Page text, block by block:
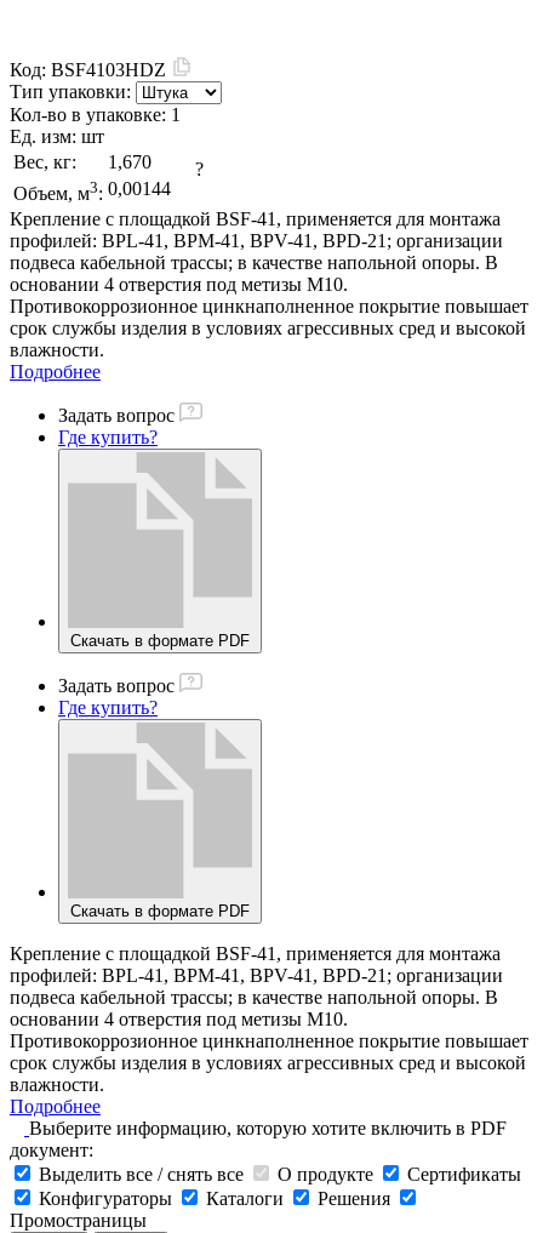
Код: BSF4103HDZ
Тип упаковки:
Кол-во в упаковке: 1
Ед. изм: шт
Вес, кг:
1,670
Объем, м3: 0,00144
?
Крепление с площадкой BSF-41, применяется для монтажа
профилей: BPL-41, BPM-41, BPV-41, BPD-21; организации
подвеса кабельной трассы; в качестве напольной опоры. В
основании 4 отверстия под метизы М10.
Противокоррозионное цинкнаполненное покрытие повышает
срок службы изделия в условиях агрессивных сред и высокой
влажности.
Подробнее
Задать вопрос
Где купить?
Скачать в формате PDF
Задать вопрос
Где купить?
Скачать в формате PDF
Крепление с площадкой BSF-41, применяется для монтажа
профилей: BPL-41, BPM-41, BPV-41, BPD-21; организации
подвеса кабельной трассы; в качестве напольной опоры. В
основании 4 отверстия под метизы М10.
Противокоррозионное цинкнаполненное покрытие повышает
срок службы изделия в условиях агрессивных сред и высокой
влажности.
Подробнее
Выберите информацию, которую хотите включить в PDF
документ:
Выделить все / снять все
О продукте
Сертификаты
Конфигураторы
Каталоги
Решения
Промостраницы